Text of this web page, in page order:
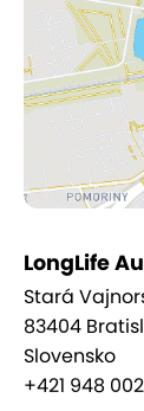
prístupe.
LongLife
Stará
83404
Slovensko
+421 948